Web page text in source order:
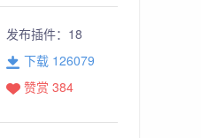
发布插件： 18
下载 126079
赞赏 384